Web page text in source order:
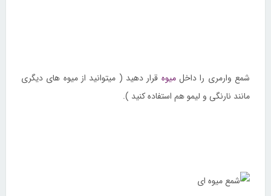
شمع وارمری را داخلمیوه قرار دهید ( میتوانید از میوه های دیگری
مانند نارنگی و لیمو هم استفاده کنید ).